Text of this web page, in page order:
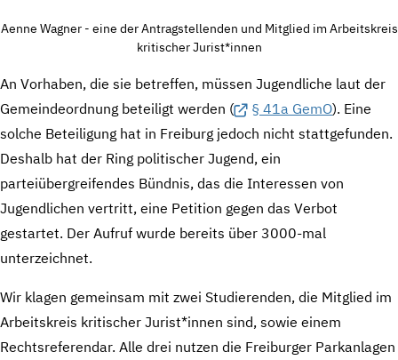
Aenne Wagner - eine der Antragstellenden und Mitglied im Arbeitskreis
kritischer Jurist*innen
An Vorhaben, die sie betreffen, müssen Jugendliche laut der
Gemeindeordnung beteiligt werden (
§ 41a GemO). Eine
solche Beteiligung hat in Freiburg jedoch nicht stattgefunden.
Deshalb hat der Ring politischer Jugend, ein
parteiübergreifendes Bündnis, das die Interessen von
Jugendlichen vertritt, eine Petition gegen das Verbot
gestartet. Der Aufruf wurde bereits über 3000-mal
unterzeichnet.
Wir klagen gemeinsam mit zwei Studierenden, die Mitglied im
Arbeitskreis kritischer Jurist*innen sind, sowie einem
Rechtsreferendar. Alle drei nutzen die Freiburger Parkanlagen